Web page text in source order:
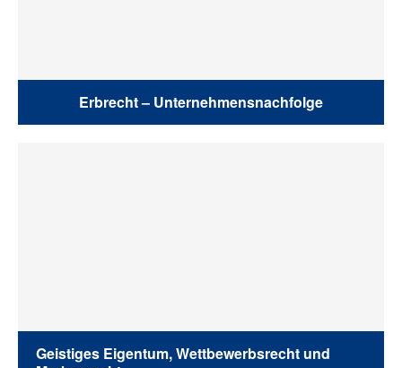
Erbrecht – Unternehmensnachfolge
Geistiges Eigentum, Wettbewerbsrecht und